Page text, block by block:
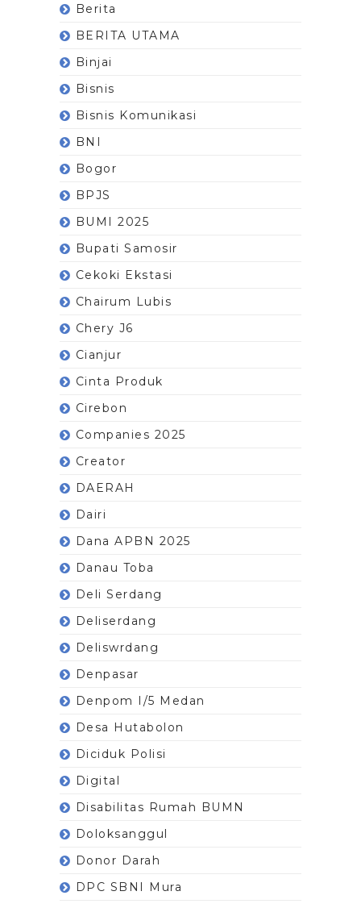
Berita
BERITA UTAMA
Binjai
Bisnis
Bisnis Komunikasi
BNI
Bogor
BPJS
BUMI 2025
Bupati Samosir
Cekoki Ekstasi
Chairum Lubis
Chery J6
Cianjur
Cinta Produk
Cirebon
Companies 2025
Creator
DAERAH
Dairi
Dana APBN 2025
Danau Toba
Deli Serdang
Deliserdang
Deliswrdang
Denpasar
Denpom I/5 Medan
Desa Hutabolon
Diciduk Polisi
Digital
Disabilitas Rumah BUMN
Doloksanggul
Donor Darah
DPC SBNI Mura